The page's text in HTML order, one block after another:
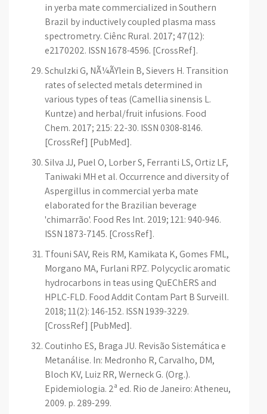
in yerba mate commercialized in Southern
Brazil by inductively coupled plasma mass
spectrometry. Ciênc Rural. 2017; 47(12):
e2170202. ISSN 1678-4596. [CrossRef].
Schulzki G, NÃ¼ÃŸlein B, Sievers H. Transition
rates of selected metals determined in
various types of teas (Camellia sinensis L.
Kuntze) and herbal/fruit infusions. Food
Chem. 2017; 215: 22-30. ISSN 0308-8146.
[CrossRef] [PubMed].
Silva JJ, Puel O, Lorber S, Ferranti LS, Ortiz LF,
Taniwaki MH et al. Occurrence and diversity of
Aspergillus in commercial yerba mate
elaborated for the Brazilian beverage
'chimarrão'. Food Res Int. 2019; 121: 940-946.
ISSN 1873-7145. [CrossRef].
Tfouni SAV, Reis RM, Kamikata K, Gomes FML,
Morgano MA, Furlani RPZ. Polycyclic aromatic
hydrocarbons in teas using QuEChERS and
HPLC-FLD. Food Addit Contam Part B Surveill.
2018; 11(2): 146-152. ISSN 1939-3229.
[CrossRef] [PubMed].
Coutinho ES, Braga JU. Revisão Sistemática e
Metanálise. In: Medronho R, Carvalho, DM,
Bloch KV, Luiz RR, Werneck G. (Org.).
Epidemiologia. 2ª ed. Rio de Janeiro: Atheneu,
2009. p. 289-299.